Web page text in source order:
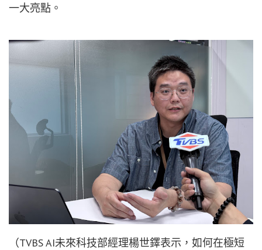
一大亮點。
（TVBS AI未來科技部經理楊世鐸表示，如何在極短